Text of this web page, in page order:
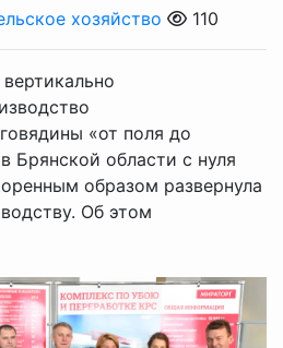
хозяйство 110
«от поля до
Брянской области с нуля
образом развернула
Об этом